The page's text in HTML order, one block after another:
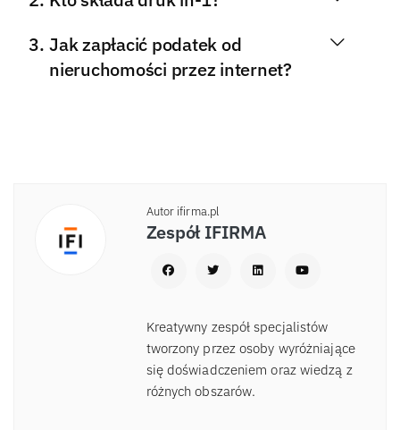
Jak zapłacić podatek od
nieruchomości przez internet?
Autor ifirma.pl
Zespół IFIRMA
Kreatywny zespół specjalistów
tworzony przez osoby wyróżniające
się doświadczeniem oraz wiedzą z
różnych obszarów.